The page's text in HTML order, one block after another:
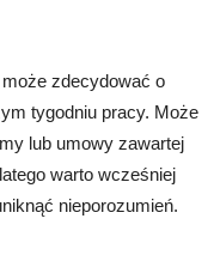
zdecydować o
tygodniu pracy. Może
lub umowy zawartej
warto wcześniej
nieporozumień.